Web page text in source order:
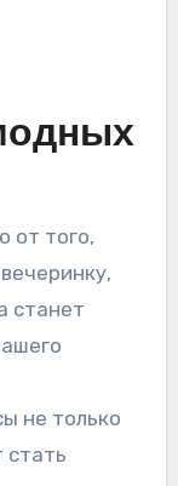
от того,
станет
не только
стать